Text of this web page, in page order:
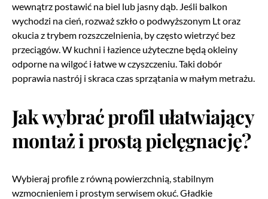
wewnątrz postawić na biel lub jasny dąb. Jeśli balkon
wychodzi na cień, rozważ szkło o podwyższonym Lt oraz
okucia z trybem rozszczelnienia, by często wietrzyć bez
przeciągów. W kuchni i łazience użyteczne będą okleiny
odporne na wilgoć i łatwe w czyszczeniu. Taki dobór
poprawia nastrój i skraca czas sprzątania w małym metrażu.
Jak wybrać profil ułatwiający
montaż i prostą pielęgnację?
Wybieraj profile z równą powierzchnią, stabilnym
wzmocnieniem i prostym serwisem okuć. Gładkie